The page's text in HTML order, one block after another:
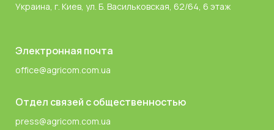
Украина, г. Киев, ул. Б. Васильковская, 62/64, 6 этаж
Электронная почта
office@agricom.com.ua
Отдел связей с общественностью
press@agricom.com.ua